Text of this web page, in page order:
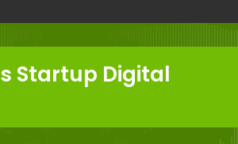
Startup Digital